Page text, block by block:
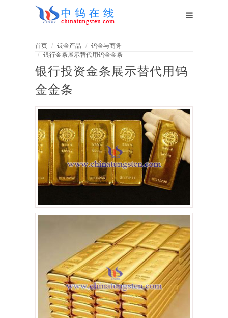
首页 镀金产品
钨金与商务
银行金条展示替代用钨金金条
银行投资金条展示替代用钨
金金条